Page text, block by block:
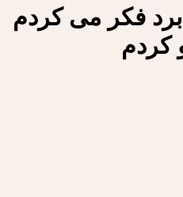
برد فكر مى كردم
كردم